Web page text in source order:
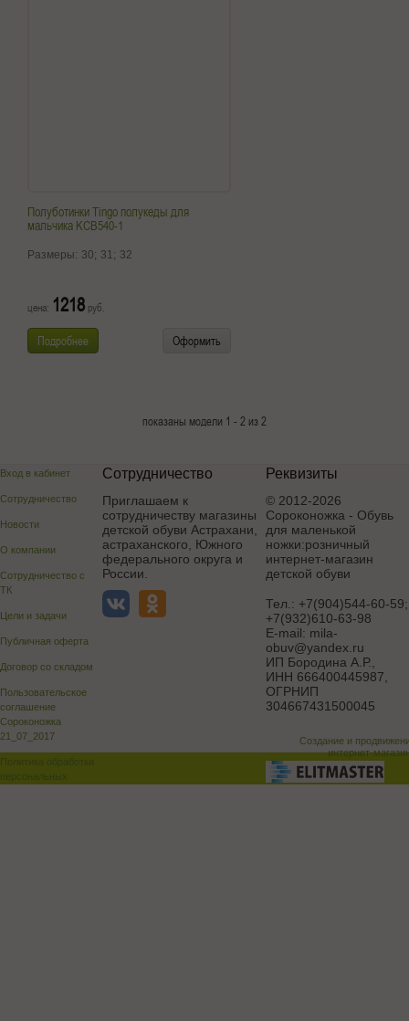
Полуботинки Tingo полукеды для
мальчика KCB540-1
Размеры: 30; 31; 32
цена: 1218 руб.
Подробнее Оформить
показаны модели 1 - 2 из 2
Вход в кабинет
Сотрудничество
Новости
О компании
Сотрудничество с
ТК
Цели и задачи
Публичная оферта
Договор со складом
Пользовательское
соглашение
Сороконожка
21_07_2017
Сотрудничество
Приглашаем к
сотрудничеству магазины
детской обуви Астрахани,
астраханского, Южного
федерального округа и
России.
Реквизиты
© 2012-2026
Сороконожка - Обувь
для маленькой
ножки:розничный
интернет-магазин
детской обуви
Тел.: +7(904)544-60-59;
+7(932)610-63-98
E-mail: mila-
obuv@yandex.ru
ИП Бородина А.Р.
ИНН 666400445987,
ОГРНИП
304667431500045
Создание и
интернет-